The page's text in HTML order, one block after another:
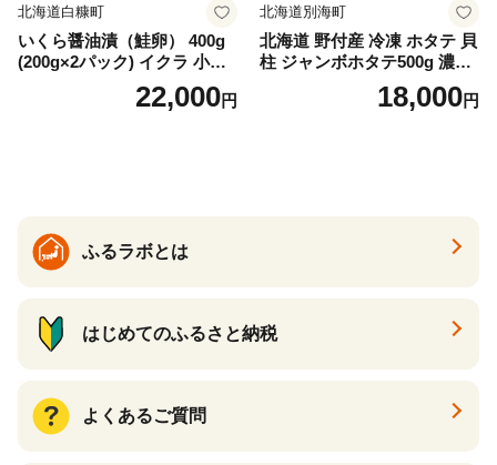
北海道白糠町
いくら醤油漬（鮭卵） 400g
(200g×2パック) イクラ 小分
け いくら醤油漬 鮭いくら い
くら醤油漬け 鮭 鮭卵 ikura
22,000円
北海道別海町
北海道 野付産 冷凍 ホタテ 貝
柱 ジャンボホタテ500g 濃厚
な旨味と甘み （ほたて ホタ
テ 帆立 貝柱 ホタテ貝柱 大玉
18,000円
ふるラボとは
はじめてのふるさと納税
よくあるご質問